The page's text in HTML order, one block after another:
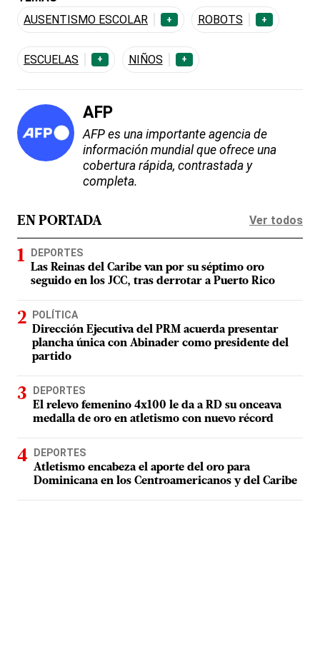
AUSENTISMO ESCOLAR
+ ROBOTS +
ESCUELAS + NIÑOS +
AFP
AFP es una importante agencia de
información mundial que ofrece una
cobertura rápida, contrastada y
completa.
EN PORTADA Ver todos
DEPORTES
Las Reinas del Caribe van por su séptimo oro
seguido en los JCC, tras derrotar a Puerto Rico
POLÍTICA
Dirección Ejecutiva del PRM acuerda presentar
plancha única con Abinader como presidente del
partido
DEPORTES
El relevo femenino 4x100 le da a RD su onceava
medalla de oro en atletismo con nuevo récord
DEPORTES
Atletismo encabeza el aporte del oro para
Dominicana en los Centroamericanos y del Caribe